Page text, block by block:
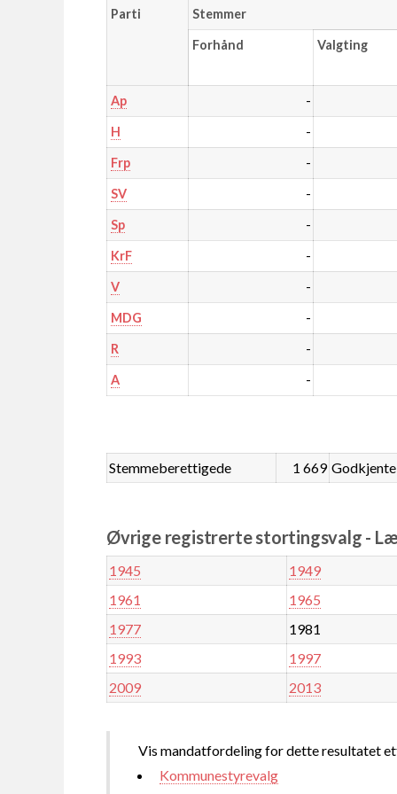
Parti Stemmer
Forhånd Valgting
Ap -
H -
Frp -
SV -
Sp -
KrF -
V -
MDG -
R -
A -
Stemmeberettigede 1 669
Øvrige registrerte stortingsvalg -
1945
1949
1961
1965
1977
1981
1993
1997
2009
2013
Vis mandatfordeling for dette resultatet
Kommunestyrevalg